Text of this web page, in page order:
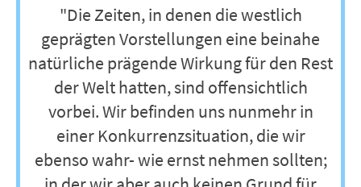
"Die Zeiten, in denen die westlich
geprägten Vorstellungen eine beinahe
natürliche prägende Wirkung für den Rest
der Welt hatten, sind offensichtlich
vorbei. Wir befinden uns nunmehr in
einer Konkurrenzsituation, die wir
ebenso wahr- wie ernst nehmen sollten;